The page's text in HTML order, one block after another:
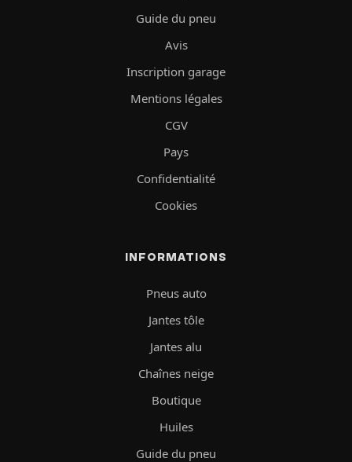
Guide du pneu
Avis
Inscription garage
Mentions légales
CGV
Pays
Confidentialité
Cookies
INFORMATIONS
Pneus auto
Jantes tôle
Jantes alu
Chaînes neige
Boutique
Huiles
Guide du pneu